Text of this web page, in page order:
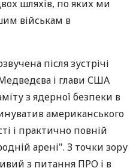
шляхів, по яких ми
військам в
після зустрічі
і глави США
з ядерної безпеки в
американського
і практично повній
арені". З точки зору
з питання ПРО і в